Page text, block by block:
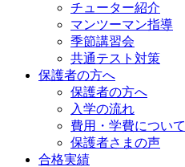
チューター紹介
マンツーマン指導
季節講習会
共通テスト対策
保護者の方へ
保護者の方へ
入学の流れ
費用・学費について
保護者さまの声
合格実績